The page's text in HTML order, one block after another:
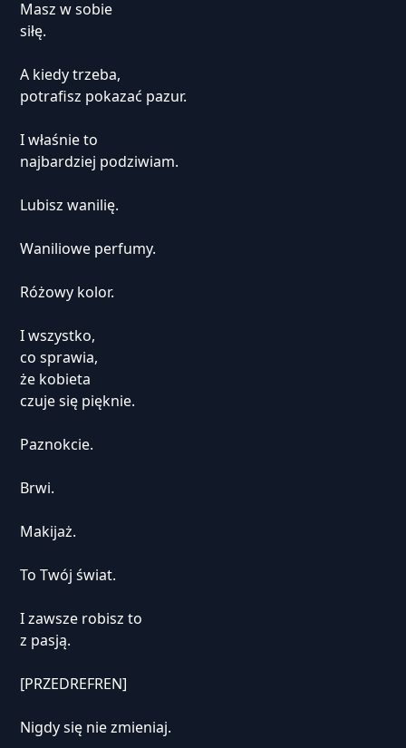
Masz w sobie
siłę.
A kiedy trzeba,
potrafisz pokazać pazur.
I właśnie to
najbardziej podziwiam.
Lubisz wanilię.
Waniliowe perfumy.
Różowy kolor.
I wszystko,
co sprawia,
że kobieta
czuje się pięknie.
Paznokcie.
Brwi.
Makijaż.
To Twój świat.
I zawsze robisz to
z pasją.
[PRZEDREFREN]
Nigdy się nie zmieniaj.